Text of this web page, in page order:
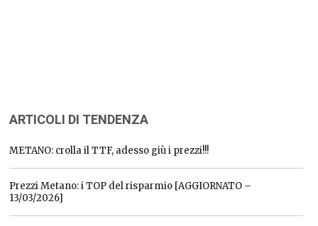
ARTICOLI DI TENDENZA
METANO: crolla il TTF, adesso giù i prezzi!!!
Prezzi Metano: i TOP del risparmio [AGGIORNATO –
13/03/2026]